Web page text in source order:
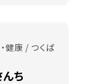
健康 / つくば
ち